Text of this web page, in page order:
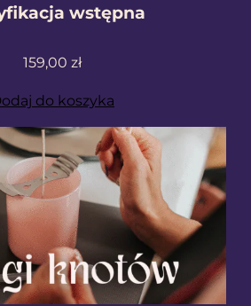
wstępna
159,00 zł
do koszyka